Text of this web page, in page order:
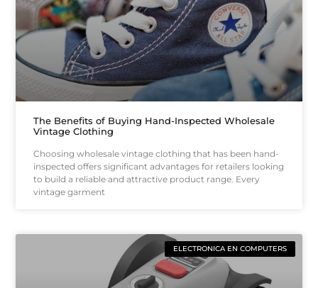
The Benefits of Buying Hand-Inspected Wholesale
Vintage Clothing
Choosing wholesale vintage clothing that has been hand-
inspected offers significant advantages for retailers looking
to build a reliable and attractive product range. Every
vintage garment
ELECTRONICA EN COMPUTERS